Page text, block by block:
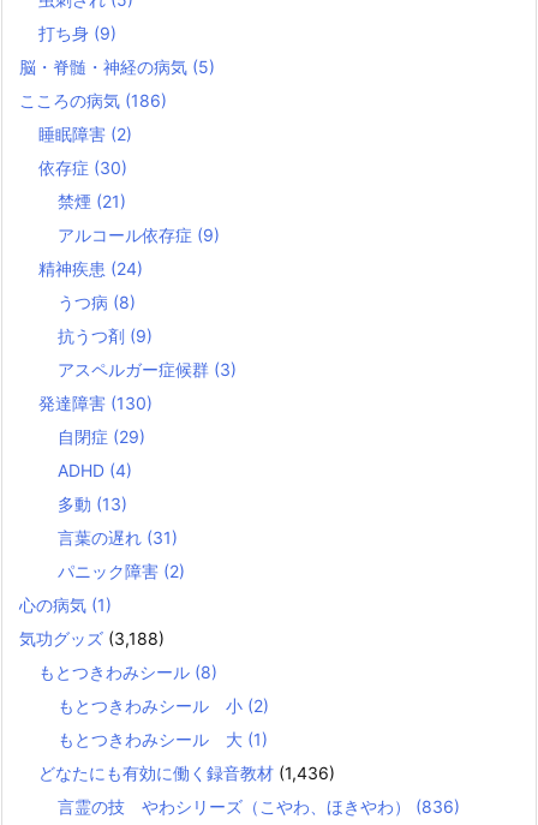
打ち身 (9)
脳・脊髄・神経の病気 (5)
こころの病気 (186)
睡眠障害 (2)
依存症 (30)
禁煙 (21)
アルコール依存症 (9)
精神疾患 (24)
うつ病 (8)
抗うつ剤 (9)
アスペルガー症候群 (3)
発達障害 (130)
自閉症 (29)
ADHD (4)
多動 (13)
言葉の遅れ (31)
パニック障害 (2)
心の病気 (1)
気功グッズ (3,188)
もとつきわみシール (8)
もとつきわみシール 小 (2)
もとつきわみシール 大 (1)
どなたにも有効に働く録音教材 (1,436)
言霊の技 やわシリーズ（こやわ、ほきやわ） (836)